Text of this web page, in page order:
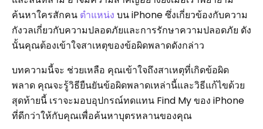
ค้นหาใครสักคน ตำแหน่ง บน iPhone ซึ่งเกี่ยวข้องกับความ
กังวลเกี่ยวกับความปลอดภัยและการรักษาความปลอดภัย ดัง
นั้นคุณต้องเข้าใจสาเหตุของข้อผิดพลาดดังกล่าว
บทความนี้จะ ช่วยเหลือ คุณเข้าใจถึงสาเหตุที่เกิดข้อผิด
พลาด คุณจะรู้วิธียืนยันข้อผิดพลาดเหล่านี้และวิธีแก้ไขด้วย
สุดท้ายนี้ เราจะมอบอุปกรณ์ทดแทน Find My ของ iPhone
ที่ดีกว่าให้กับคุณเพื่อค้นหาบุตรหลานของคุณ